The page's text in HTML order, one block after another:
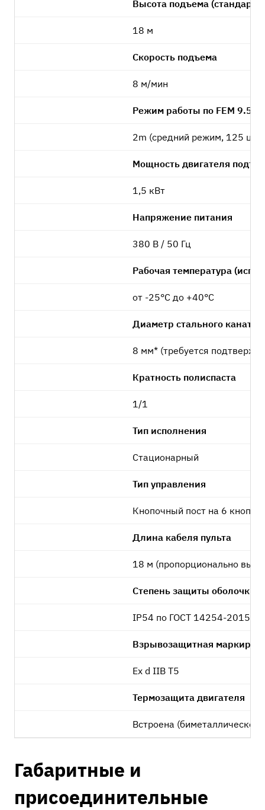
Высота подъема
18 м
Скорость подъема
8 м/мин
Режим работы по FEM 9.511
2m (средний режим, 125
Мощность двигателя
1,5 кВт
Напряжение питания
380 В / 50 Гц
Рабочая температура
от -25°C до +40°C
Диаметр стального каната
8 мм* (требуется
Кратность полиспаста
1/1
Тип исполнения
Стационарный
Тип управления
Кнопочный пост на 6
Длина кабеля пульта
18 м (пропорционально
Степень защиты оболочки
IP54 по ГОСТ 14254-2015
Взрывозащитная
Ex d IIB T5
Термозащита двигателя
Встроена (биметаллическое
Габаритные и
присоединительные